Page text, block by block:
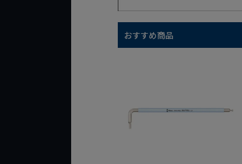
おすすめ商品